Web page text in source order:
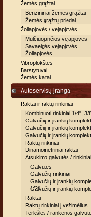
Žemės grąžtai
Benzininiai žemės grąžtai
Žemės grąžtų priedai
Žoliapjovės / vejapjovės
Mulčiuojančios vejapjovės
Savaeigės vejapjovės
Žoliapjovės
Vibroplokštės
Barstytuvai
Žemės kaltai
Autoservisų įranga
Raktai ir raktų rinkiniai
Kombinuoti rinkiniai 1/4", 3/
Galvučių ir įrankių
Galvučių ir įrankių
Galvučių ir įrankių
Raktų rinkiniai
Dinamometriniai raktai
Atsukimo galvutės / rinkiniai
Galvutės
Galvučių rinkiniai
Galvučių ir įrankių
1/2"
Galvučių ir įrankių
Raktai
Raktų rinkiniai į vežimėlius
Terkšlės / rankenos